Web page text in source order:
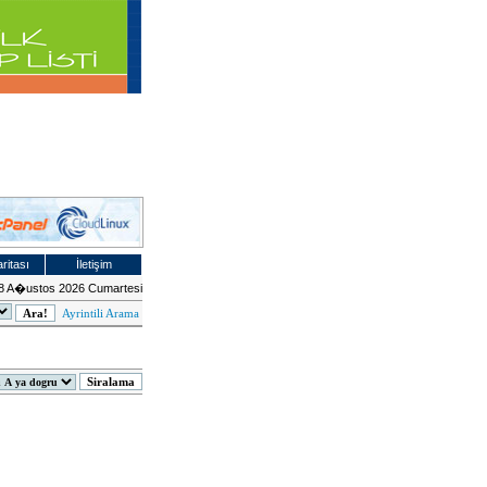
İletişim
A�ustos 2026 Cumartesi
Ayrintili Arama